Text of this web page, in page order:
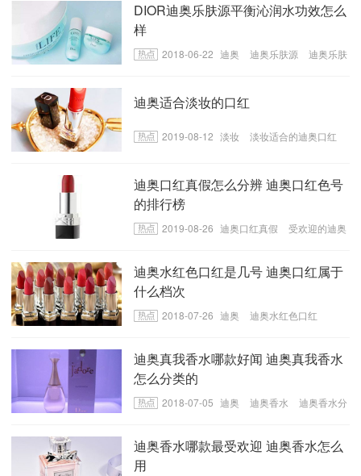
DIOR迪奥乐肤源平衡沁润水功效怎么
样
2018-06-22 迪奥 迪奥乐肤源
迪奥乐肤
迪奥适合淡妆的口红
2019-08-12 淡妆 淡妆适合的迪奥口红
迪奥口红真假怎么分辨 迪奥口红色号
的排行榜
2019-08-26 迪奥口红真假
受欢迎的迪奥
迪奥水红色口红是几号 迪奥口红属于
什么档次
2018-07-26 迪奥 迪奥水红色口红
迪奥真我香水哪款好闻 迪奥真我香水
怎么分类的
2018-07-05 迪奥 迪奥香水
迪奥香水分
迪奥香水哪款最受欢迎 迪奥香水怎么
用